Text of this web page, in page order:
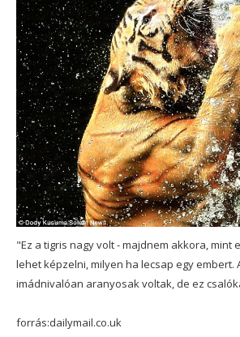
"Ez a tigris nagy volt - majdnem akkora, mint
lehet képzelni, milyen ha lecsap egy embert.
imádnivalóan aranyosak voltak, de ez
forrás:dailymail.co.uk